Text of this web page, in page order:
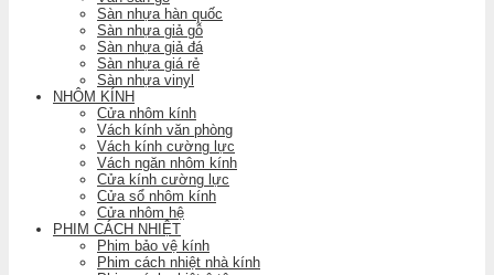
Sàn nhựa hàn quốc
Sàn nhựa giả gỗ
Sàn nhựa giả đá
Sàn nhựa giá rẻ
Sàn nhựa vinyl
NHÔM KÍNH
Cửa nhôm kính
Vách kính văn phòng
Vách kính cường lực
Vách ngăn nhôm kính
Cửa kính cường lực
Cửa sổ nhôm kính
Cửa nhôm hệ
PHIM CÁCH NHIỆT
Phim bảo vệ kính
Phim cách nhiệt nhà kính